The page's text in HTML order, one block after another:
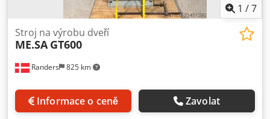
1 /7
Randers 825 km
Stroj na výrobu dveří
ME.SA GT600
Informace o ceně Zavolat